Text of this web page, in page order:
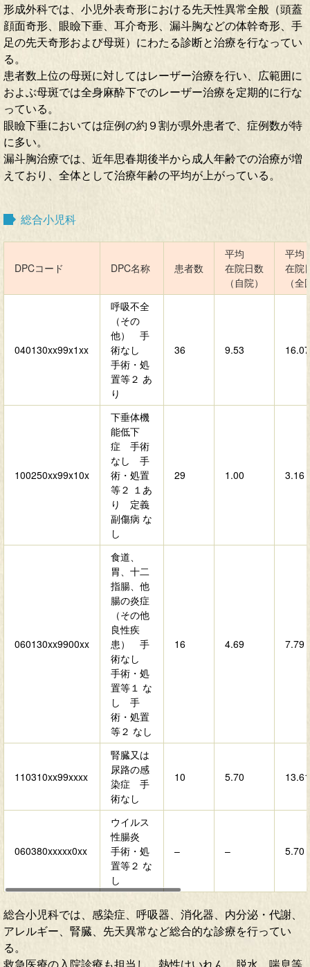
形成外科では、小児外表奇形における先天性異常全般（頭蓋
顔面奇形、眼瞼下垂、耳介奇形、漏斗胸などの体幹奇形、手
足の先天奇形および母斑）にわたる診断と治療を行なってい
る。
患者数上位の母斑に対してはレーザー治療を行い、広範囲に
およぶ母斑では全身麻酔下でのレーザー治療を定期的に行な
っている。
眼瞼下垂においては症例の約９割が県外患者で、症例数が特
に多い。
漏斗胸治療では、近年思春期後半から成人年齢での治療が増
えており、全体として治療年齢の平均が上がっている。
総合小児科
DPCコード DPC名称 患者数
平均
在院日数
（自院）
平均
在院
（
040130xx99x1xx
呼吸不全
（その
他） 手
術なし
手術・処
置等２ あ
り
36 9.53 16.07
100250xx99x10x
下垂体機
能低下
症 手術
なし 手
術・処置
等２ １あ
り 定義
副傷病 な
し
29 1.00 3.16
060130xx9900xx
食道、
胃、十二
指腸、他
腸の炎症
（その他
良性疾
患） 手
術なし
手術・処
置等１ な
し 手
術・処置
等２ なし
16 4.69 7.79
110310xx99xxxx
腎臓又は
尿路の感
染症 手
術なし
10 5.70 13.61
060380xxxxx0xx
ウイルス
性腸炎
手術・処
置等２ な
し
– – 5.70
総合小児科では、感染症、呼吸器、消化器、内分泌・代謝、
アレルギー、腎臓、先天異常など総合的な診療を行ってい
る。